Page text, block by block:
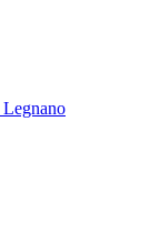
Legnano